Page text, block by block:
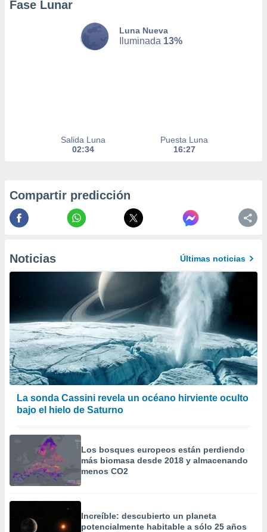
de
de
uso de
mediante
publicidad
publicidad
de
Fase Lunar
Luna Nueva
Iluminada 13%
Salida Luna
02:34
Puesta Luna
16:27
Compartir predicción
Noticias Últimas noticias
La sonda Cassini revela un océano hirviente oculto
bajo el hielo de Saturno
Los bosques europeos están perdiendo
más biomasa desde 2018 y almacenando
menos CO2
Increíble: descubierto un planeta
potencialmente habitable a sólo 25 años